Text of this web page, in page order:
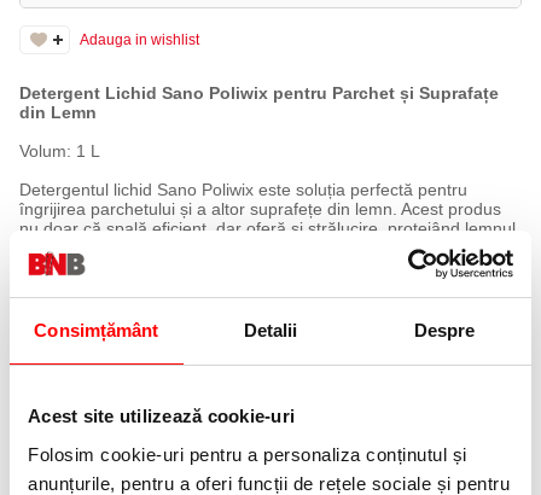
Consimțământ Detalii Despre
Acest site utilizează cookie-uri
Folosim cookie-uri pentru a personaliza conținutul și
anunțurile, pentru a oferi funcții de rețele sociale și pentru
Adauga in wishlist
Detergent Lichid Sano Poliwix pentru Parchet și Suprafațe
din Lemn
Volum: 1 L
Detergentul lichid Sano Poliwix este soluția perfectă pentru
îngrijirea parchetului și a altor suprafețe din lemn. Acest produs
nu doar că spală eficient, dar oferă și strălucire, protejând lemnul
de uzura zilnică.
- Îngrijire optimă, menținând aspectul natural și frumusețea
- Ideal pentru utilizare frecventă, asigurând o curățare rapidă și
Instructiuni de utilizare:
aplicați cu un mop sau o lavetă. Lăsați să se usuce, admirând
rezultatul strălucitor.